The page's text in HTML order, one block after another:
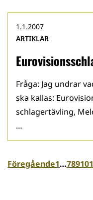
1.1.2007
ARTIKLAR
Fråga: Jag undrar
ska kallas:
schlagertävling,
…
Föregående1…78910